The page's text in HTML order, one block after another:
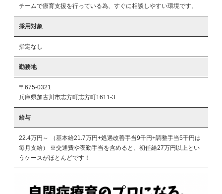
チームで療育支援を行っている為、すぐに相談しやすい環境です。
採用対象
指定なし
勤務地
〒675-0321
兵庫県加古川市志方町志方町1611-3
給与
22.4万円～ （基本給21.7万円+処遇改善手当9千円+調整手当5千円は
毎月支給） ※交通費や夜勤手当を含めると、初任給27万円以上とい
うケースがほとんどです！